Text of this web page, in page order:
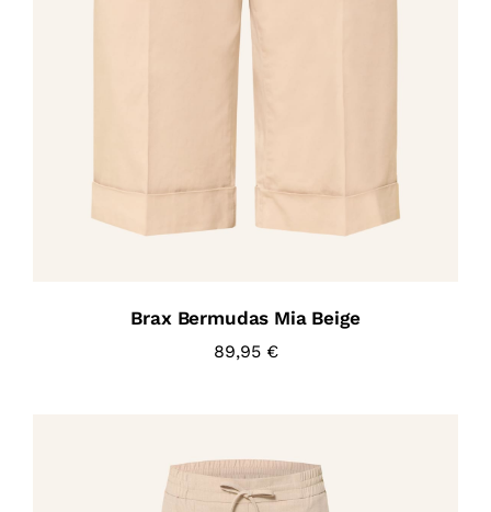
Brax Bermudas Mia Beige
89,95 €